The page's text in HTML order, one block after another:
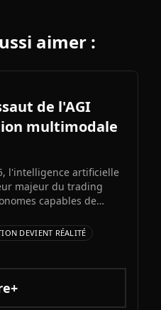
aimer :
de l'AGI
multimodale
l'intelligence artificielle
majeur du trading
capables de
l'un des paris les
de l'IA. Entre
multimodales
Grok 5
de l'intelligence
DEVIENT RÉALITÉ